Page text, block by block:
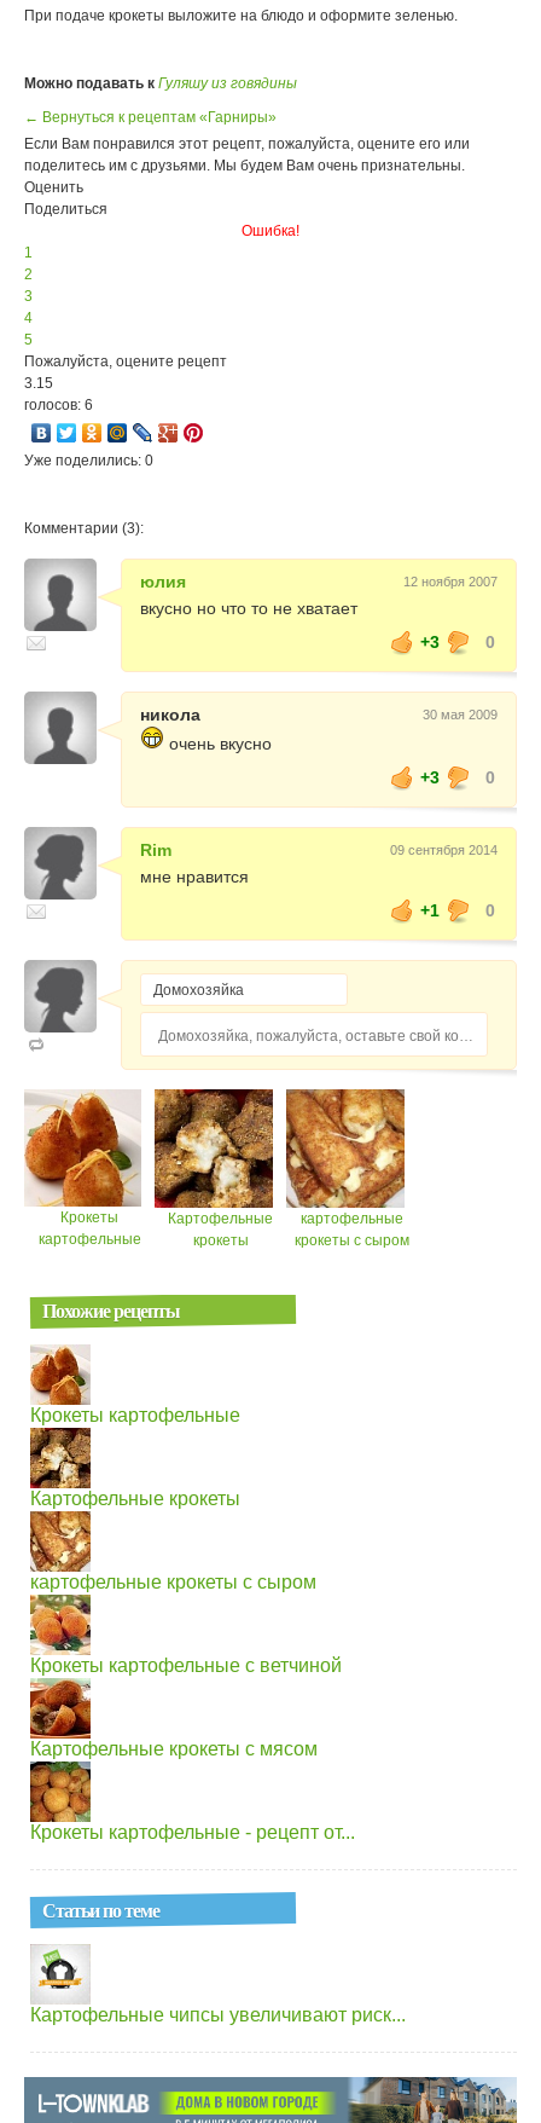
При подаче крокеты выложите на блюдо и оформите зеленью.
Можно подавать к Гуляшу из говядины
← Вернуться к рецептам «Гарниры»
Если Вам понравился этот рецепт, пожалуйста, оцените его или
поделитесь им с друзьями. Мы будем Вам очень признательны.
Оценить
Поделиться
Ошибка!
1
2
3
4
5
Пожалуйста, оцените рецепт
3.15
голосов: 6
Уже поделились: 0
Комментарии (3):
юлия 12 ноября 2007
вкусно но что то не хватает
+3
0
никола 30 мая 2009
очень вкусно
+3
0
Rim 09 сентября 2014
мне нравится
+1
0
Домохозяйка, пожалуйста, оставьте свой комментарий...
Крокеты
картофельные
Картофельные
крокеты
картофельные
крокеты с сыром
Похожие рецепты
Крокеты картофельные
Картофельные крокеты
картофельные крокеты с сыром
Крокеты картофельные с ветчиной
Картофельные крокеты с мясом
Крокеты картофельные - рецепт от...
Статьи по теме
Картофельные чипсы увеличивают риск...